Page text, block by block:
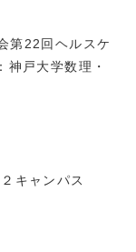
第22回ヘルスケ
戸大学数理・
キャンパス